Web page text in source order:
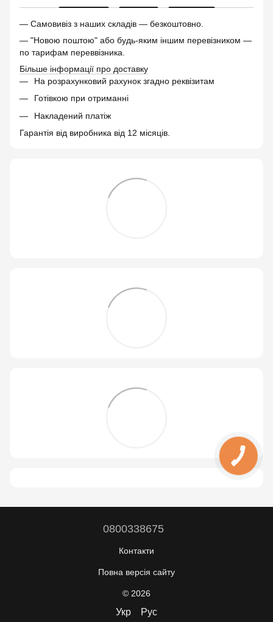
— Самовивіз з наших складів — безкоштовно.
— "Новою поштою" або будь-яким іншим перевізником —
по тарифам переввізника.
Більше інформації про доставку
На розрахунковий рахунок згадно реквізитам
Готівкою при отриманні
Накладений платіж
Гарантія від виробника від 12 місяців.
0800338675
Контакти
Повна версія сайту
© 2026
Укр Рус